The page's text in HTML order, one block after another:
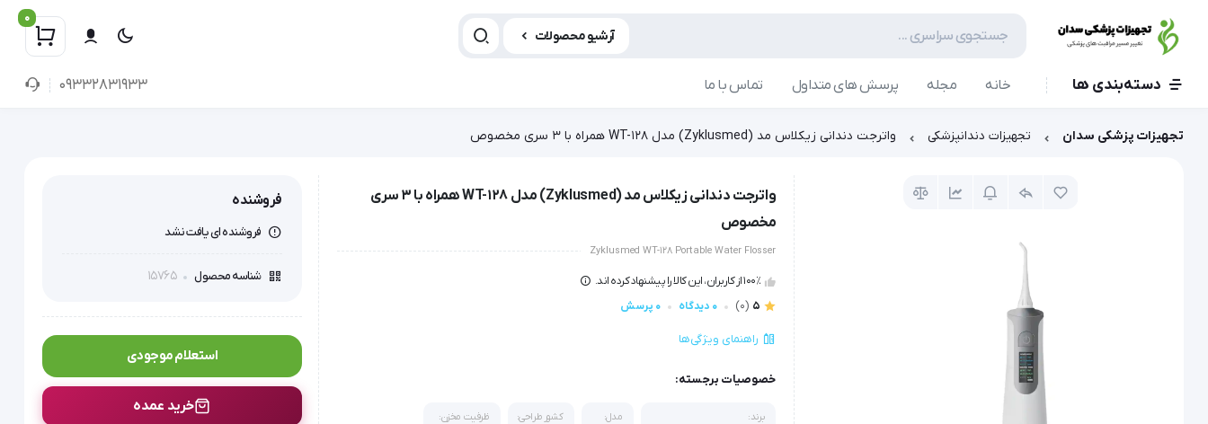
آرشیو محصولات
0
دسته‌بندی ها خانه مجله پرسش های متداول تماس با ما 09332831933
تجهیزات پزشکی سدان تجهیزات دندانپزشکی واترجت دندانی زیکلاس مد (Zyklusmed) مدل WT-128 همراه با 3 سری مخصوص
واترجت دندانی زیکلاس مد (Zyklusmed) مدل WT-128 همراه با 3 سری
مخصوص
Zyklusmed WT-128 Portable Water Flosser
100٪ از کاربران، این کالا را پیشنهاد کرده اند.
5
(0) 0 دیدگاه 0 پرسش
راهنمای ویژگی‌ها
خصوصیات برجسته:
برند: مدل: کشور طراحی: ظرفیت مخزن:
فروشنده
فروشنده ای یافت نشد
شناسه محصول 15765
استعلام موجودی
خرید عمده